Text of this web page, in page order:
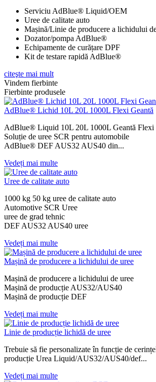
Serviciu AdBlue® Liquid/OEM
Uree de calitate auto
Mașină/Linie de producere a lichidului
Dozator/pompa AdBlue®
Echipamente de curățare DPF
Kit de testare rapidă AdBlue®
citeşte mai mult
Vindem fierbinte
Fierbinte produsele
AdBlue® Lichid 10L 20L 1000L Flexi Geantă
AdBlue® Liquid 10L 20L 1000L Geantă Flexi
Soluție de uree SCR pentru automobile
AdBlue® DEF AUS32 AUS40 din...
Vedeți mai multe
Uree de calitate auto
1000 kg 50 kg uree de calitate auto
Automotive SCR Uree
uree de grad tehnic
DEF AUS32 AUS40 uree
Vedeți mai multe
Mașină de producere a lichidului de uree
Mașină de producere a lichidului de uree
Mașină de producție AUS32/AUS40
Mașină de producție DEF
Vedeți mai multe
Linie de producție lichidă de uree
Trebuie să fie personalizate în funcție de
producție Urea Liquid/AUS32/AUS40/def...
Vedeți mai multe